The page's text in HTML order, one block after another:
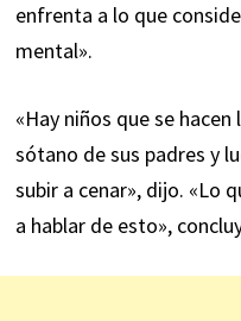
enfrenta a lo que
mental».
«Hay niños que se
sótano de sus padres y
subir a cenar», dijo. «Lo
a hablar de esto»,